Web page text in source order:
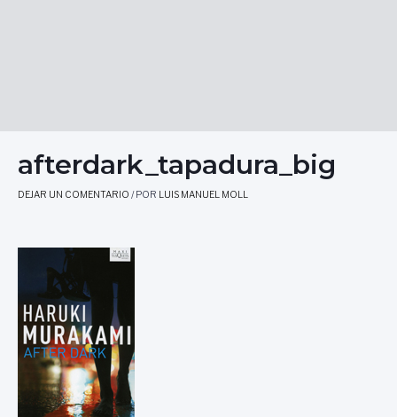
afterdark_tapadura_big
DEJAR UN COMENTARIO / POR LUIS MANUEL MOLL